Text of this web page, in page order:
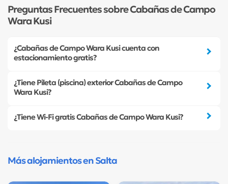
Preguntas Frecuentes sobre Cabañas de Campo
Wara Kusi
¿Cabañas de Campo Wara Kusi cuenta con
estacionamiento gratis?
¿Tiene Pileta (piscina) exterior Cabañas de Campo
Wara Kusi?
¿Tiene Wi-Fi gratis Cabañas de Campo Wara Kusi?
Más alojamientos en Salta